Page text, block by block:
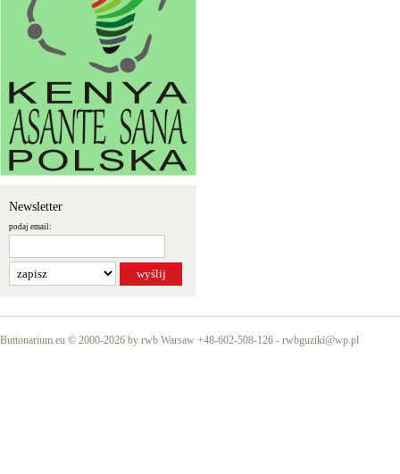
Newsletter
podaj email:
Buttonarium.eu © 2000-2026 by rwb Warsaw +48-602-508-126 - rwbguziki@wp.pl